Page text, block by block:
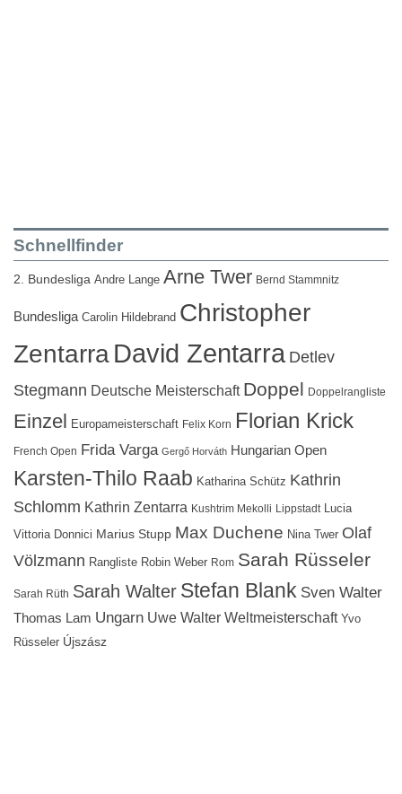
Schnellfinder
2. Bundesliga Andre Lange Arne Twer Bernd Stammnitz
Bundesliga Carolin Hildebrand Christopher
ZentarraDavid Zentarra Detlev
Stegmann Deutsche Meisterschaft Doppel Doppelrangliste
Einzel Europameisterschaft Felix Korn Florian Krick
French Open Frida Varga Gergő Horváth Hungarian Open
Karsten-Thilo Raab Katharina Schütz Kathrin
Schlomm Kathrin Zentarra Kushtrim Mekolli Lippstadt Lucia
Vittoria Donnici Marius Stupp Max Duchene Nina Twer Olaf
Völzmann Rangliste Robin Weber Rom Sarah Rüsseler
Sarah Rüth Sarah Walter Stefan Blank Sven Walter
Thomas Lam Ungarn Uwe Walter Weltmeisterschaft Yvo
Rüsseler Újszász